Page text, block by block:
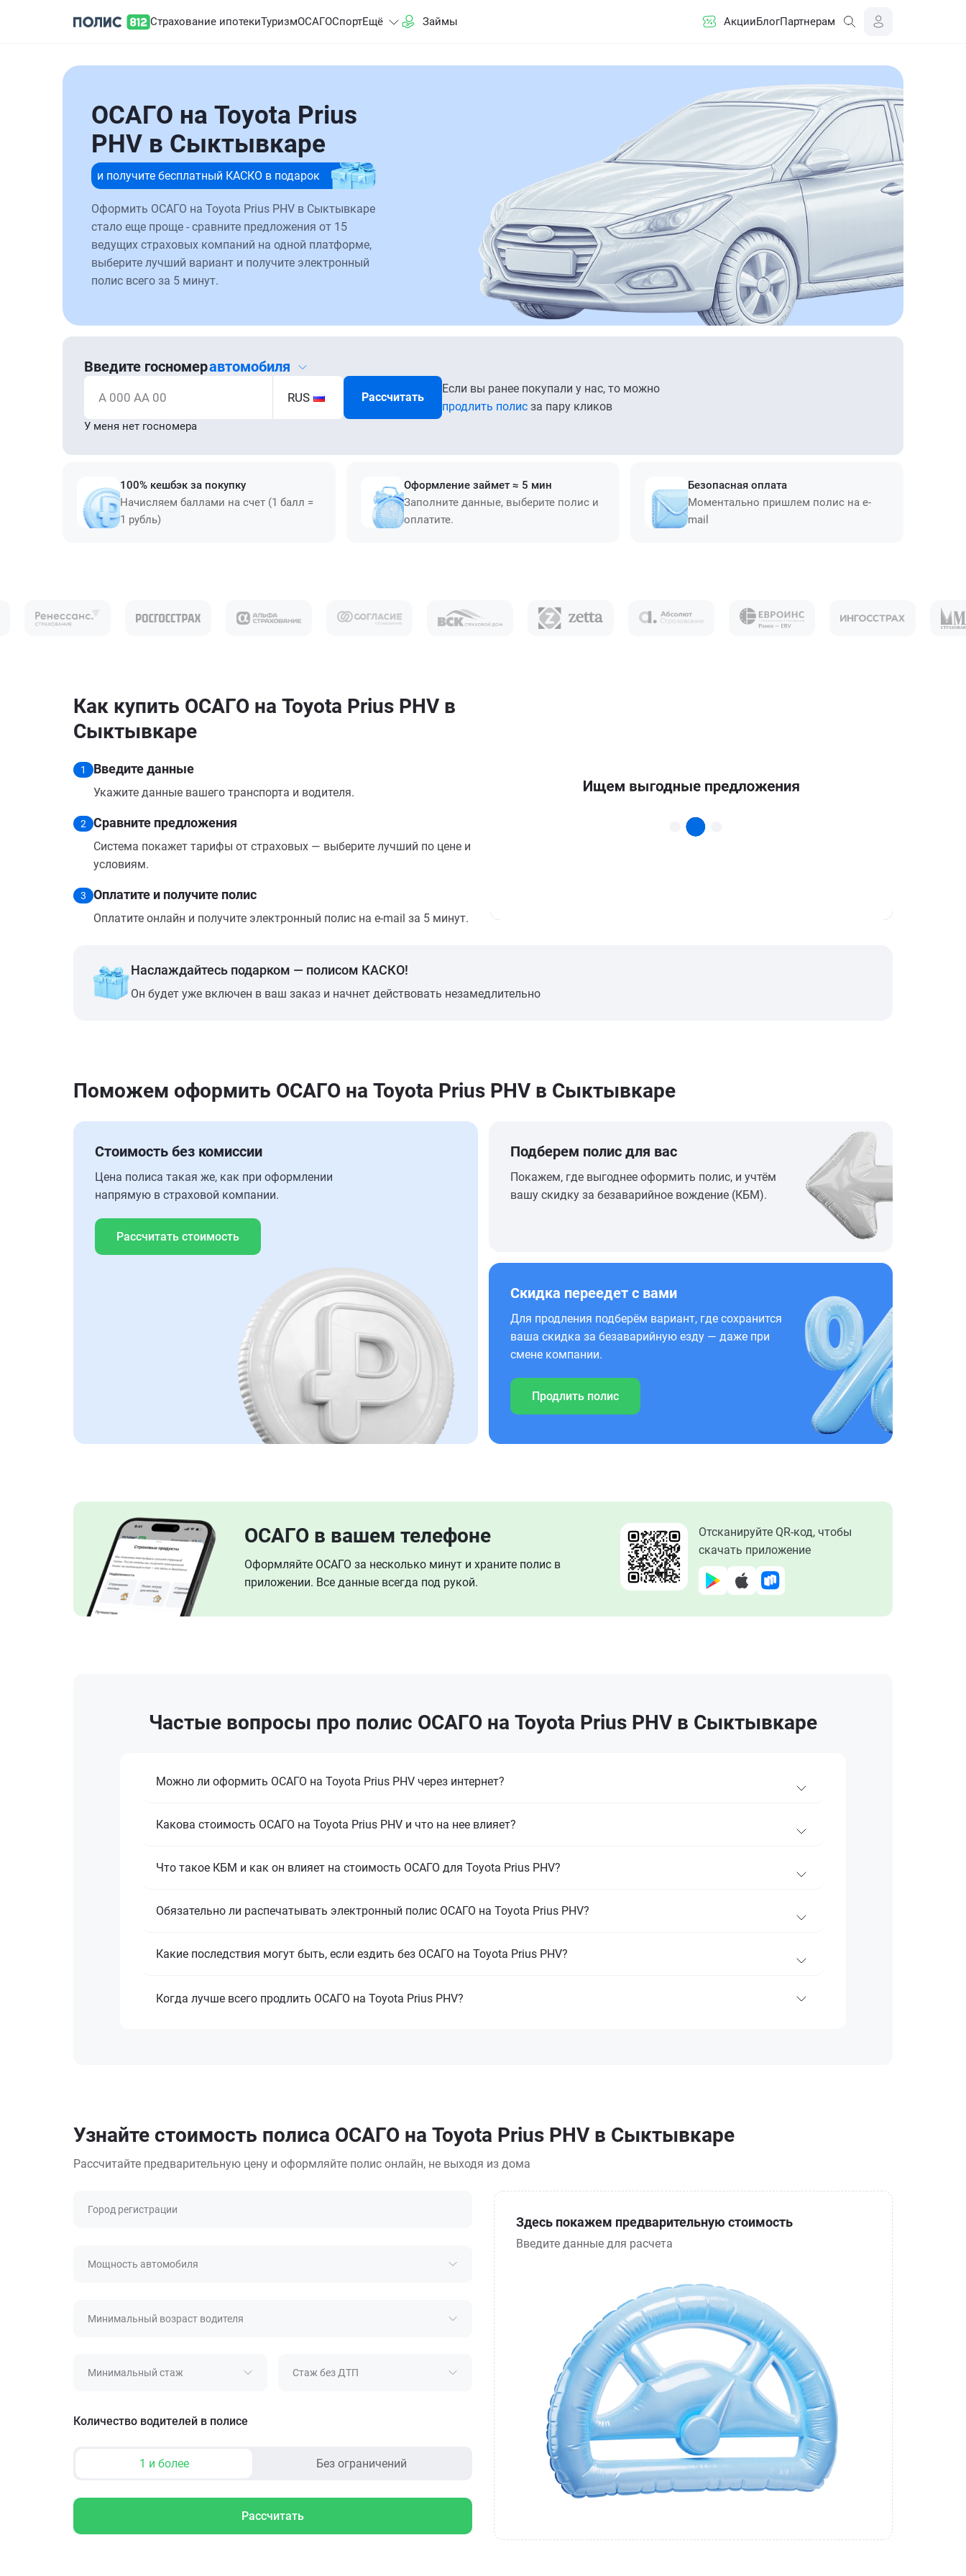
Страхование ипотекиТуризмОСАГОСпортЕщё Займы АкцииБлогПартнерам
ОСАГО на Toyota Prius
PHV в Сыктывкаре
и получите бесплатный КАСКО в подарок
Оформить ОСАГО на Toyota Prius PHV в Сыктывкаре
стало еще проще - сравните предложения от 15
ведущих страховых компаний на одной платформе,
выберите лучший вариант и получите электронный
полис всего за 5 минут.
Введите госномеравтомобиля
А 000 АА 00 RUS Рассчитать
Если вы ранее покупали у нас, то можно
продлить полис за пару кликов
У меня нет госномера
100% кешбэк за покупку
Начисляем баллами на счет (1 балл =
1 рубль)
Оформление займет ≈ 5 мин
Заполните данные, выберите полис и
оплатите.
Безопасная оплата
Моментально пришлем полис на e-
mail
Как купить ОСАГО на Toyota Prius PHV в
Сыктывкаре
1 Введите данные
Укажите данные вашего транспорта и водителя.
2 Сравните предложения
Система покажет тарифы от страховых — выберите лучший по цене и
условиям.
3 Оплатите и получите полис
Оплатите онлайн и получите электронный полис на e-mail за 5 минут.
Наслаждайтесь подарком — полисом КАСКО!
Он будет уже включен в ваш заказ и начнет действовать незамедлительно
Поможем оформить ОСАГО на Toyota Prius PHV в Сыктывкаре
Стоимость без комиссии
Цена полиса такая же, как при оформлении
напрямую в страховой компании.
Рассчитать стоимость
Подберем полис для вас
Покажем, где выгоднее оформить полис, и учтём
вашу скидку за безаварийное вождение (КБМ).
Скидка переедет с вами
Для продления подберём вариант, где сохранится
ваша скидка за безаварийную езду — даже при
смене компании.
Продлить полис
ОСАГО в вашем телефоне
Оформляйте ОСАГО за несколько минут и храните полис в
приложении. Все данные всегда под рукой.
Отсканируйте QR-код, чтобы
скачать приложение
Частые вопросы про полис ОСАГО на Toyota Prius PHV в Сыктывкаре
Можно ли оформить ОСАГО на Toyota Prius PHV через интернет?
Какова стоимость ОСАГО на Toyota Prius PHV и что на нее влияет?
Что такое КБМ и как он влияет на стоимость ОСАГО для Toyota Prius PHV?
Обязательно ли распечатывать электронный полис ОСАГО на Toyota Prius PHV?
Какие последствия могут быть, если ездить без ОСАГО на Toyota Prius PHV?
Когда лучше всего продлить ОСАГО на Toyota Prius PHV?
Узнайте стоимость полиса ОСАГО на Toyota Prius PHV в Сыктывкаре
Рассчитайте предварительную цену и оформляйте полис онлайн, не выходя из дома
Город регистрации
Мощность автомобиля
Минимальный возраст водителя
Минимальный стаж Стаж без ДТП
Количество водителей в полисе
1 и более Без ограничений
Рассчитать
Здесь покажем предварительную стоимость
Введите данные для расчета